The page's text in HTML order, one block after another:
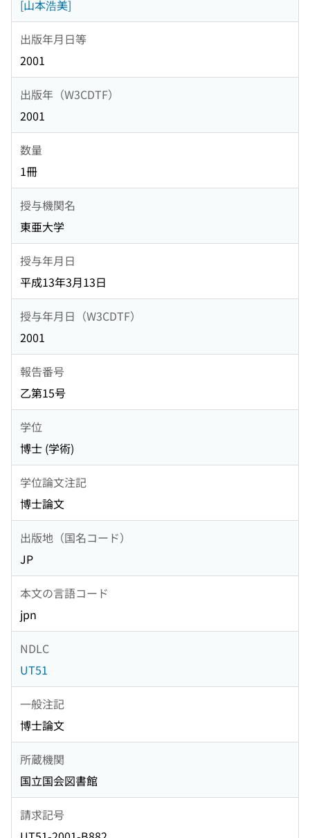
[山本浩美]
出版年月日等
2001
出版年（W3CDTF）
2001
数量
1冊
授与機関名
東亜大学
授与年月日
平成13年3月13日
授与年月日（W3CDTF）
2001
報告番号
乙第15号
学位
博士 (学術)
学位論文注記
博士論文
出版地（国名コード）
JP
本文の言語コード
jpn
NDLC
UT51
一般注記
博士論文
所蔵機関
国立国会図書館
請求記号